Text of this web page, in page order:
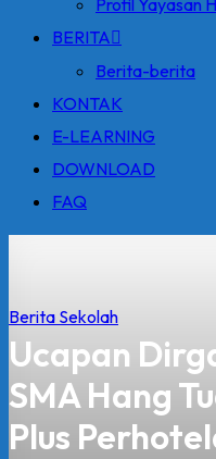
Profil Yayasan
BERITA
Berita-berita
KONTAK
E-LEARNING
DOWNLOAD
FAQ
Berita Sekolah
Ucapan
SMA Hang
Plus